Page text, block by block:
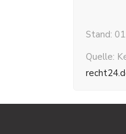
Stand:
Quelle: